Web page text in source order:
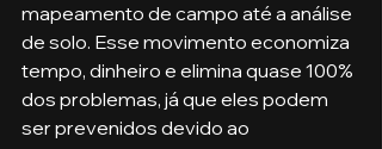
mapeamento de campo até a análise
de solo. Esse movimento economiza
tempo, dinheiro e elimina quase 100%
dos problemas, já que eles podem
ser prevenidos devido ao